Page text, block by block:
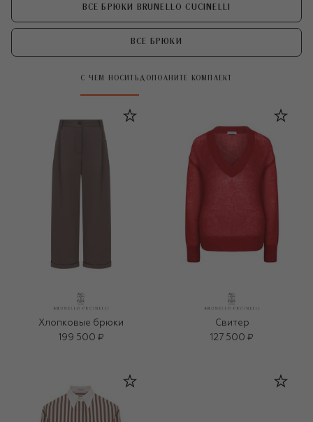
ВСЕ БРЮКИ BRUNELLO CUCINELLI
ВСЕ БРЮКИ
С ЧЕМ НОСИТЬ ДОПОЛНИТЕ КОМПЛЕКТ
Хлопковые брюки
199 500 ₽
Свитер
127 500 ₽